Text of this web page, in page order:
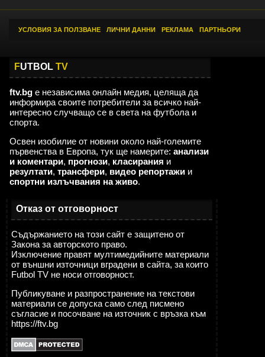
УСЛОВИЯ ЗА ПОЛЗВАНЕ ЛИЧНИ ДАННИ РЕКЛАМА ПАРТНЬОРИ
FUTBOL TV
ftv.bg е независима онлайн медия, целяща да
информира своите потребители за всичко най-
интересно случващо се в света на футбола и
спорта.
Освен изобилие от новини около най-големите
първенства в Европа, тук ще намерите: анализи
и коментари, прогнози, класирания и
резултати, трансфери, видео репортажи и
спортни излъчвания на живо.
Отказ от отговорност
Съдържанието на този сайт е защитено от
Закона за авторското право.
Изключение правят мултимедийните материали
от външни източници вградени в сайта, за които
Futbol TV не носи отговорност.
Публикуване и разпространение на текстови
материали се допуска само след писмено
съгласие и посочване на източник с връзка към
https://ftv.bg